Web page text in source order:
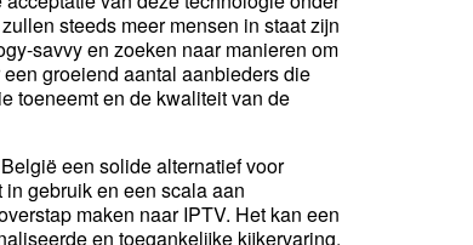
steeds meer mensen in staat zijn
savvy en zoeken naar manieren om
groeiend aantal aanbieders die
toeneemt en de kwaliteit van de
een solide alternatief voor
gebruik en een scala aan
maken naar IPTV. Het kan een
en toegankelijke kijkervaring.